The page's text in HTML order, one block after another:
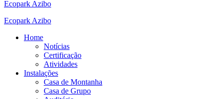
Ecopark Azibo
Ecopark Azibo
Home
Notícias
Certificação
Atividades
Instalações
Casa de Montanha
Casa de Grupo